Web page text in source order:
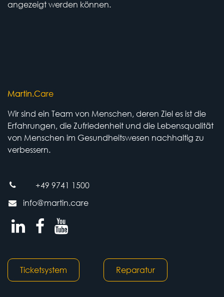
angezeigt werden können.
Martin.Care
Wir sind ein Team von Menschen, deren Ziel es ist die
Erfahrungen, die Zufriedenheit und die Lebensqualität
von Menschen im Gesundheitswesen nachhaltig zu
verbessern.
+49 9741 1500
info@martin.care
Ticketsystem Reparatur